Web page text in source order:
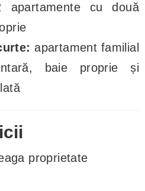
cu două
apartament familial
baie proprie și
proprietate